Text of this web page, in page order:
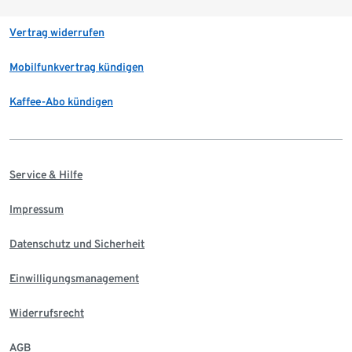
Vertrag widerrufen
Mobilfunkvertrag kündigen
Kaffee-Abo kündigen
Service & Hilfe
Impressum
Datenschutz und Sicherheit
Einwilligungsmanagement
Widerrufsrecht
AGB